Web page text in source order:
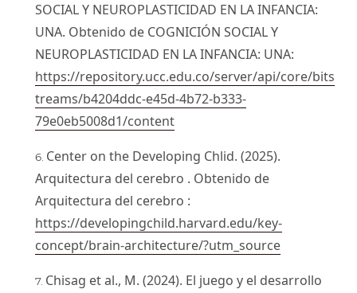
SOCIAL Y NEUROPLASTICIDAD EN LA INFANCIA:
UNA. Obtenido de COGNICIÓN SOCIAL Y
NEUROPLASTICIDAD EN LA INFANCIA: UNA:
https://repository.ucc.edu.co/server/api/core/bits
treams/b4204ddc-e45d-4b72-b333-
79e0eb5008d1/content
Center on the Developing Chlid. (2025).
Arquitectura del cerebro . Obtenido de
Arquitectura del cerebro :
https://developingchild.harvard.edu/key-
concept/brain-architecture/?utm_source
Chisag et al., M. (2024). El juego y el desarrollo